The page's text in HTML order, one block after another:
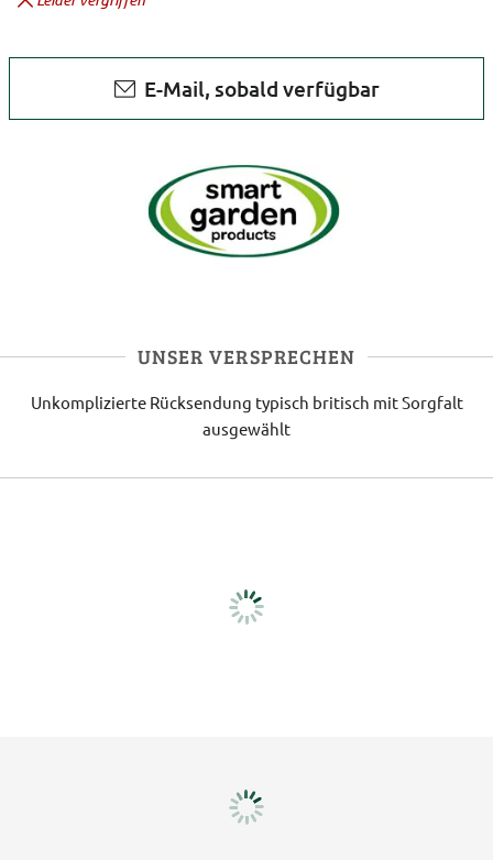
E-Mail, sobald verfügbar
UNSER VERSPRECHEN
Unkomplizierte Rücksendung typisch britisch mit Sorgfalt
ausgewählt